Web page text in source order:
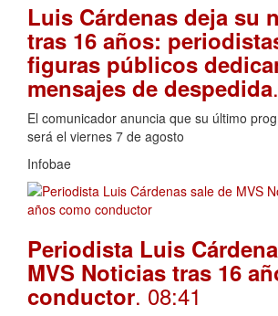
Luis Cárdenas deja su
tras 16 años:
figuras públicos
mensajes de despedida
El comunicador anuncia que su último
será el viernes 7 de agosto
Infobae
Periodista Luis
MVS Noticias tras 16
conductor. 08:41